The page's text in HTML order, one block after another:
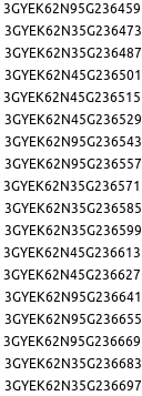
3GYEK62N95G236459
3GYEK62N35G236473
3GYEK62N35G236487
3GYEK62N45G236501
3GYEK62N45G236515
3GYEK62N45G236529
3GYEK62N95G236543
3GYEK62N95G236557
3GYEK62N35G236571
3GYEK62N35G236585
3GYEK62N35G236599
3GYEK62N45G236613
3GYEK62N45G236627
3GYEK62N95G236641
3GYEK62N95G236655
3GYEK62N95G236669
3GYEK62N35G236683
3GYEK62N35G236697